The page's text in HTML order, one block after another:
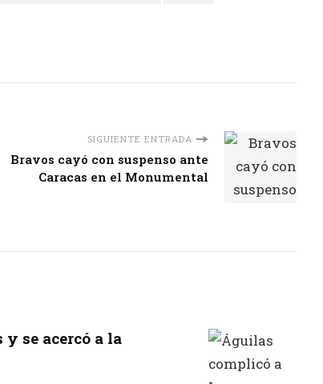
SIGUIENTE ENTRADA
Bravos cayó con suspenso ante
Caracas en el Monumental
se acercó a la